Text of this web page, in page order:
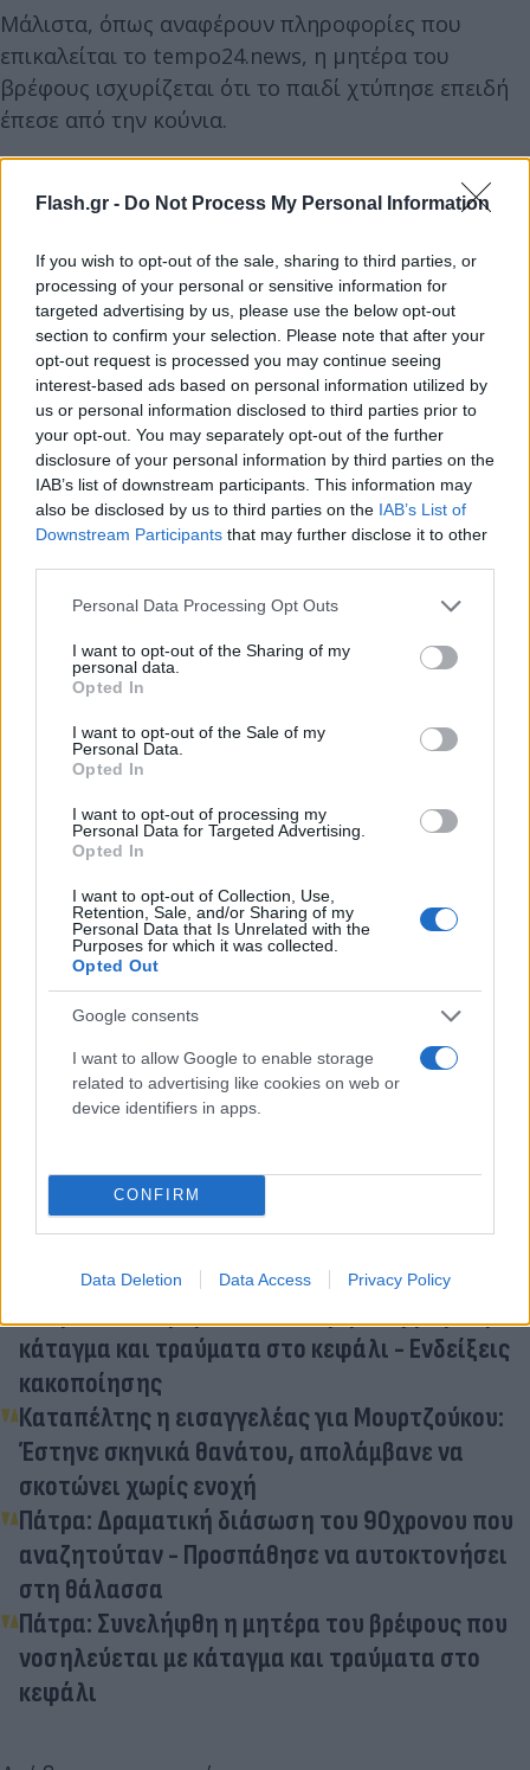
Flash.gr - Do Not Process My Personal Information
If you wish to opt-out of the sale, sharing to third parties, or
processing of your personal or sensitive information for
targeted advertising by us, please use the below opt-out
section to confirm your selection. Please note that after your
opt-out request is processed you may continue seeing
interest-based ads based on personal information utilized by
us or personal information disclosed to third parties prior to
your opt-out. You may separately opt-out of the further
disclosure of your personal information by third parties on the
IAB’s list of downstream participants. This information may
also be disclosed by us to third parties on the IAB’s List of
Downstream Participants that may further disclose it to other
Please note that this website/app uses one or more Google
not limited to your visit or usage behaviour. You may click to
grant or deny consent to Google and its third-party tags to
use your data for below specified purposes in below Google
consent section.
Personal Data Processing Opt Outs
I want to opt-out of the Sharing of my
personal data.
Opted In
I want to opt-out of the Sale of my
Personal Data.
Opted In
I want to opt-out of processing my
Personal Data for Targeted Advertising.
Opted In
I want to opt-out of Collection, Use,
Retention, Sale, and/or Sharing of my
Personal Data that Is Unrelated with the
Purposes for which it was collected.
Opted Out
Google consents
I want to allow Google to enable storage
related to advertising like cookies on web or
device identifiers in apps.
CONFIRM
Data Deletion Data Access Privacy Policy
Μάλιστα, όπως αναφέρουν πληροφορίες που
επικαλείται το tempo24.news, η μητέρα του
βρέφους ισχυρίζεται ότι το παιδί χτύπησε επειδή
έπεσε από την κούνια.
Στο μεταξύ έχουν ήδη ξεκινήσει οι προβλεπόμενες
ιατροδικαστικές διαδικασίες διερεύνησης.
Κάνε κλικ και δες περισσότερο
Flash.grστην αναζήτηση τηςGoogle
Διάβασε σχετικά
κάταγμα και τραύματα στο κεφάλι - Ενδείξεις
κακοποίησης
Καταπέλτης η εισαγγελέας για Μουρτζούκου:
Έστηνε σκηνικά θανάτου, απολάμβανε να
σκοτώνει χωρίς ενοχή
Πάτρα: Δραματική διάσωση του 90χρονου που
αναζητούταν - Προσπάθησε να αυτοκτονήσει
στη θάλασσα
Πάτρα: Συνελήφθη η μητέρα του βρέφους που
νοσηλεύεται με κάταγμα και τραύματα στο
κεφάλι